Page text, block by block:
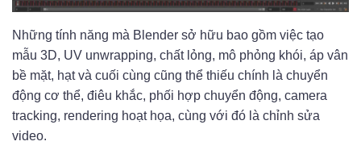
Những tính năng mà Blender sở hữu bao gồm việc tạo
mẫu 3D, UV unwrapping, chất lỏng, mô phỏng khói, áp vân
bề mặt, hạt và cuối cùng cũng thể thiếu chính là chuyển
động cơ thể, điêu khắc, phối hợp chuyển động, camera
tracking, rendering hoạt họa, cùng với đó là chỉnh sửa
video.